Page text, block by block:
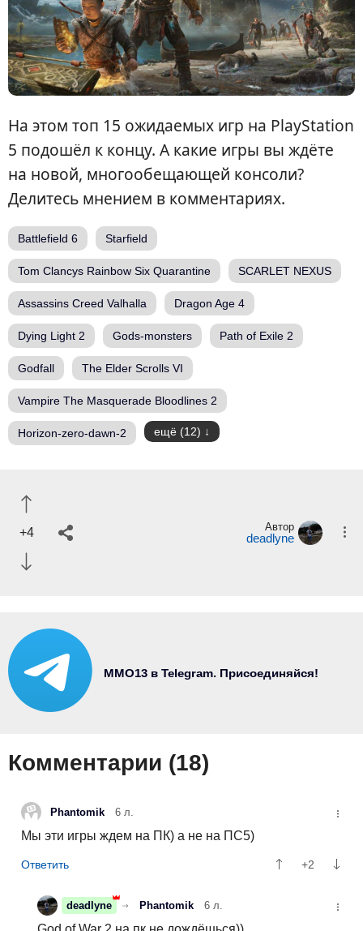
На этом топ 15 ожидаемых игр на PlayStation
5 подошёл к концу. А какие игры вы ждёте
на новой, многообещающей консоли?
Делитесь мнением в комментариях.
Battlefield 6 Starfield
Tom Clancys Rainbow Six Quarantine SCARLET NEXUS
Assassins Creed Valhalla Dragon Age 4
Dying Light 2 Gods-monsters Path of Exile 2
Godfall The Elder Scrolls VI
Vampire The Masquerade Bloodlines 2
Horizon-zero-dawn-2 ещё (12)
+4 Автор
deadlyne
MMO13 в Telegram. Присоединяйся!
Комментарии (18)
Phantomik 6 л.
Мы эти игры ждем на ПК) а не на ПС5)
+2
deadlyne Phantomik 6 л.